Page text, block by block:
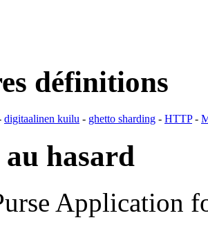
définitions
digitaalinen kuilu - ghetto sharding - HTTP-
hasard
Application